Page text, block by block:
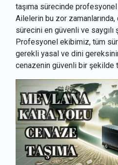
taşıma sürecinde
Ailelerin bu zor zamanlarında,
sürecini en güvenli ve
Profesyonel ekibimiz, tüm
gerekli yasal ve dini
cenazenin güvenli bir şekilde